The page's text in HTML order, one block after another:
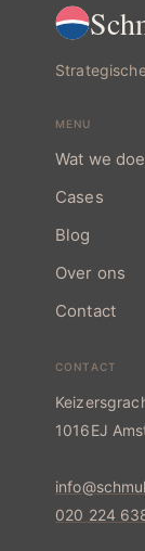
e
MENU
Wat we
Cases
Blog
Over ons
Contact
CONTACT
1016EJ
020 224